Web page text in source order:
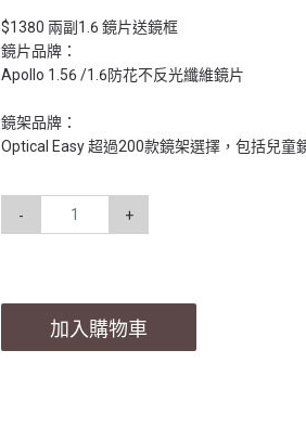
$1380 兩副1.6 鏡片送鏡框
鏡片品牌：
Apollo 1.56 /1.6防花不反光纖維鏡片
鏡架品牌：
Optical Easy 超過200款鏡架選擇，包括兒童
- +
加入購物車